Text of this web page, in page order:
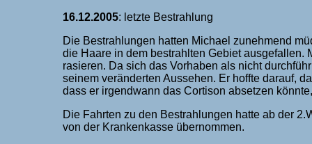
16.12.2005: letzte Bestrahlung
Die Bestrahlungen hatten Michael zunehmend
die Haare in dem bestrahlten Gebiet ausgefallen.
rasieren. Da sich das Vorhaben als nicht
seinem veränderten Aussehen. Er hoffte darauf,
dass er irgendwann das Cortison absetzen
Die Fahrten zu den Bestrahlungen hatte ab der
von der Krankenkasse übernommen.